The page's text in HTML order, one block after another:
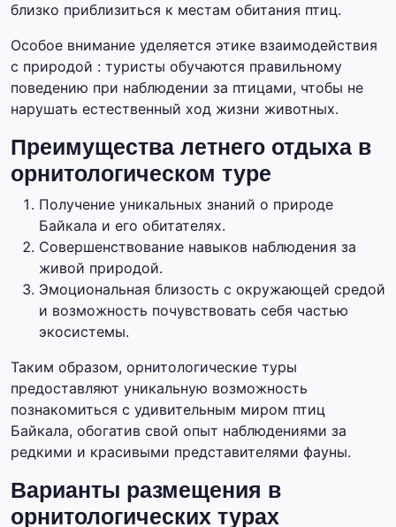
близко приблизиться к местам обитания птиц.
Особое внимание уделяется этике взаимодействия
с природой : туристы обучаются правильному
поведению при наблюдении за птицами, чтобы не
нарушать естественный ход жизни животных.
Преимущества летнего отдыха в
орнитологическом туре
Получение уникальных знаний о природе
Байкала и его обитателях.
Совершенствование навыков наблюдения за
живой природой.
Эмоциональная близость с окружающей средой
и возможность почувствовать себя частью
экосистемы.
Таким образом, орнитологические туры
предоставляют уникальную возможность
познакомиться с удивительным миром птиц
Байкала, обогатив свой опыт наблюдениями за
редкими и красивыми представителями фауны.
Варианты размещения в
орнитологических турах